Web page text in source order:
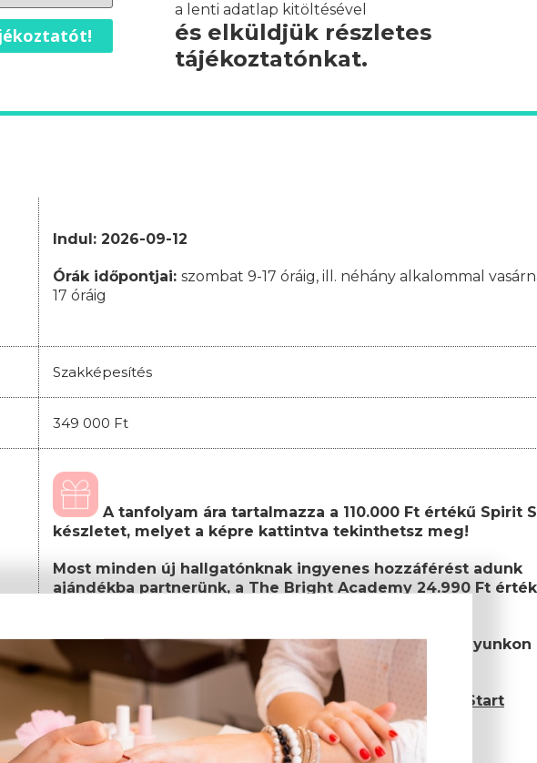
a lenti adatlap kitöltésével
és elküldjük részletes
tájékoztatónkat.
Indul: 2026-09-12
Órák időpontjai: szombat 9-17 óráig, ill. néhány alkalommal
17 óráig
Szakképesítés
349 000 Ft
A tanfolyam ára tartalmazza a 110.000 Ft értékű Spirit
készletet, melyet a képre kattintva tekinthetsz meg!
Most minden új hallgatónknak ingyenes hozzáférést adunk
ajándékba partnerünk, a The Bright Academy 24.990 Ft
Továbbá a regisztráció után megküldöttAjándékutalványunkon
feltüntetett termékek közül is választhatsz egyet!
A képzés teljes költsége, amely tartalmazza a Spirit Start
csomagot:
Képzési díj: 349.000 Ft
(egyösszegű befizetés esetén)